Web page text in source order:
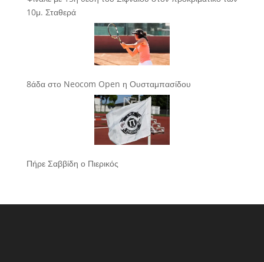
10μ. Σταθερά
8άδα στο Neocom Open η Ουσταμπασίδου
Πήρε Σαββίδη ο Πιερικός